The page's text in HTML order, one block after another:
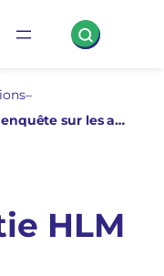
–
La démocratie HLM confisquée, enquête sur les associations de locataires autonomes – Séminaire du 21 novembre 2023
HLM